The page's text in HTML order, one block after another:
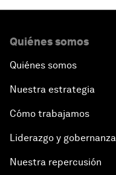
Quiénes somos
Quiénes somos
Nuestra estrategia
Cómo trabajamos
Liderazgo y gobernanza
Nuestra repercusión